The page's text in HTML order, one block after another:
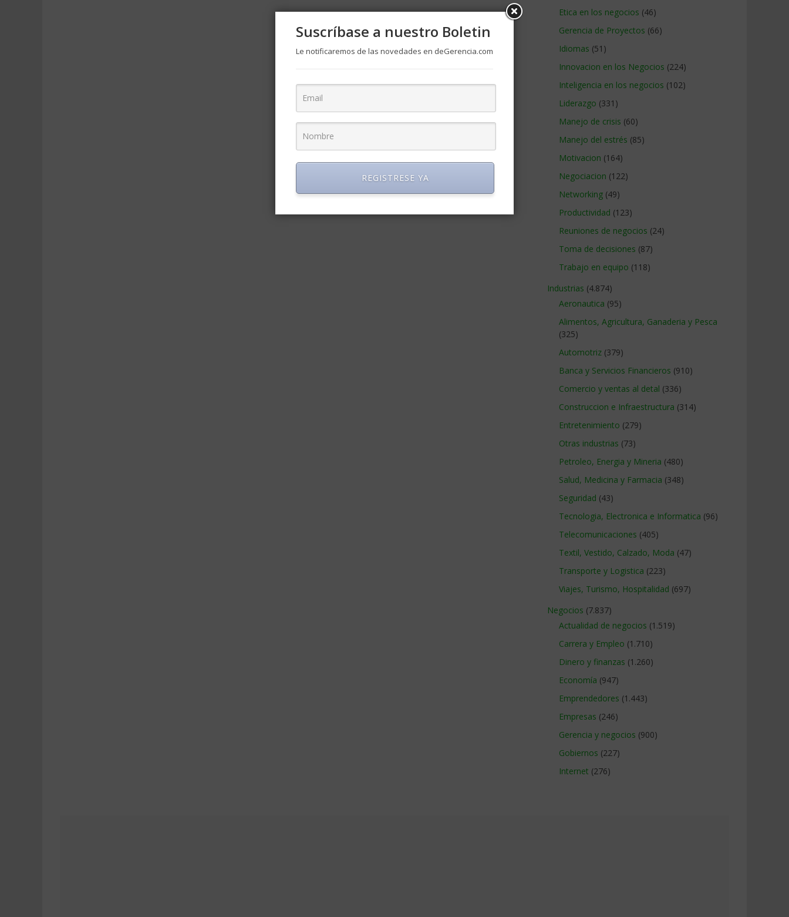
Etica en los negocios (46)
Gerencia de Proyectos (66)
Idiomas (51)
Innovacion en los Negocios (224)
Inteligencia en los negocios (102)
Liderazgo (331)
Manejo de crisis (60)
Manejo del estrés (85)
Motivacion (164)
Negociacion (122)
Networking (49)
Productividad (123)
Reuniones de negocios (24)
Toma de decisiones (87)
Trabajo en equipo (118)
Industrias (4.874)
Aeronautica (95)
Alimentos, Agricultura, Ganaderia y Pesca
(325)
Automotriz (379)
Banca y Servicios Financieros (910)
Comercio y ventas al detal (336)
Construccion e Infraestructura (314)
Entretenimiento (279)
Otras industrias (73)
Petroleo, Energia y Mineria (480)
Salud, Medicina y Farmacia (348)
Seguridad (43)
Tecnologia, Electronica e Informatica (96)
Telecomunicaciones (405)
Textil, Vestido, Calzado, Moda (47)
Transporte y Logistica (223)
Viajes, Turismo, Hospitalidad (697)
Negocios (7.837)
Actualidad de negocios (1.519)
Carrera y Empleo (1.710)
Dinero y finanzas (1.260)
Economía (947)
Emprendedores (1.443)
Empresas (246)
Gerencia y negocios (900)
Gobiernos (227)
Internet (276)
Suscríbase a nuestro Boletin
Le notificaremos de las novedades en deGerencia.com
REGISTRESE YA